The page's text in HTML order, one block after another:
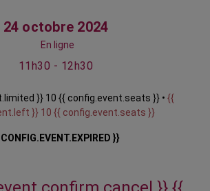
24 octobre 2024
En ligne
11h30 - 12h30
}} 10 {{ config.event.seats }} • {{
}} 10 {{ config.event.seats }}
}}